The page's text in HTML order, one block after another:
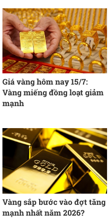
Giá vàng hôm nay 15/7:
Vàng miếng đồng loạt giảm
mạnh
Vàng sắp bước vào đợt tăng
mạnh nhất năm 2026?